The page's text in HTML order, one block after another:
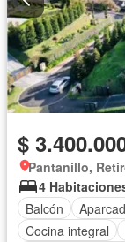
$
Pantanillo,
4
Balcón
Cocina integral